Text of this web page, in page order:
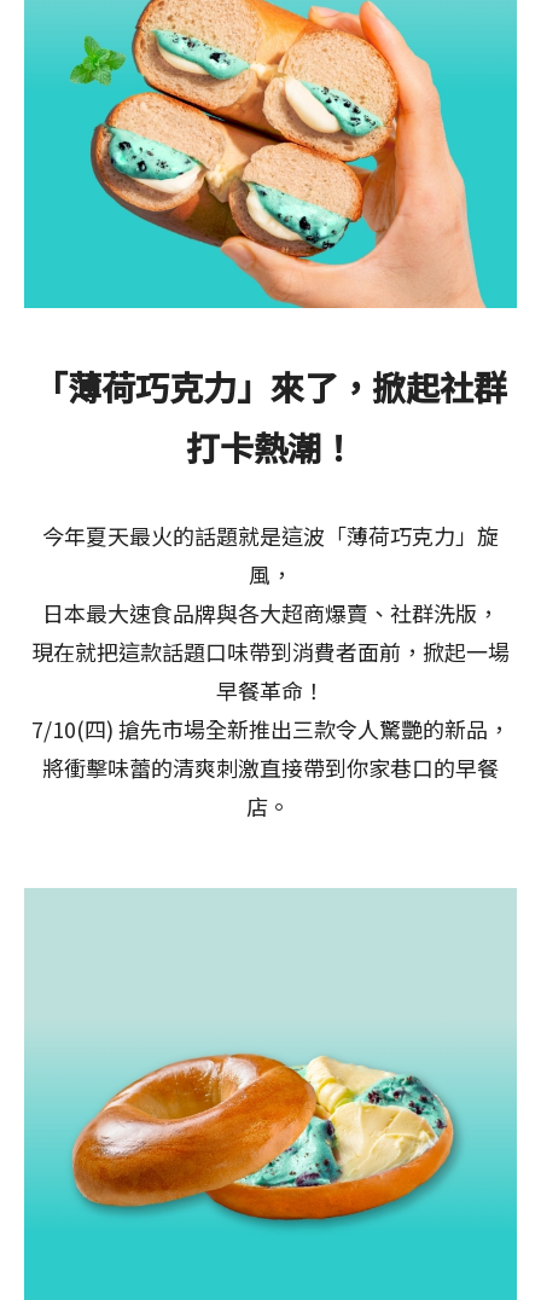
加盟夥伴專區
FRANCHISE
索取加盟計畫
CONTACT US
加入拉亞
「薄荷巧克力」來了，掀起社群
打卡熱潮！
今年夏天最火的話題就是這波「薄荷巧克力」旋
風，
日本最大速食品牌與各大超商爆賣、社群洗版，
現在就把這款話題口味帶到消費者面前，掀起一場
早餐革命！
7/10(四) 搶先市場全新推出三款令人驚艷的新品，
將衝擊味蕾的清爽刺激直接帶到你家巷口的早餐
店。